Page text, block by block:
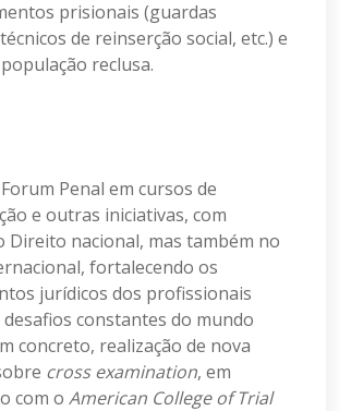
prisionais (guardas
de reinserção social, etc.) e
reclusa.
Penal em cursos de
e outras iniciativas, com
Direito nacional, mas também no
fortalecendo os
jurídicos dos profissionais
constantes do mundo
concreto, realização de nova
cross examination, em
com o American College of Trial